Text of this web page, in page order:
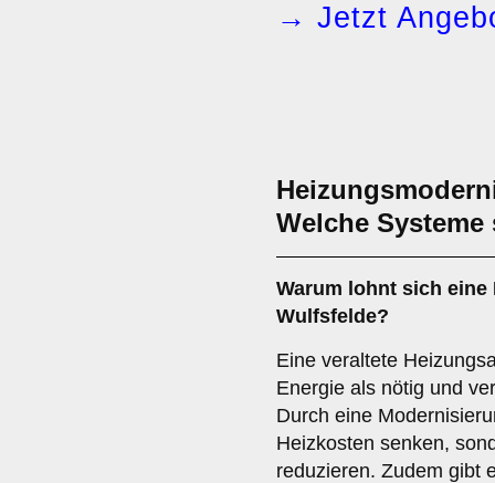
→ Jetzt
Welche
Warum lohnt sich
Wulfsfelde?
Eine veraltete
Energie als nötig und
Durch eine
Heizkosten senken,
reduzieren. Zudem gibt